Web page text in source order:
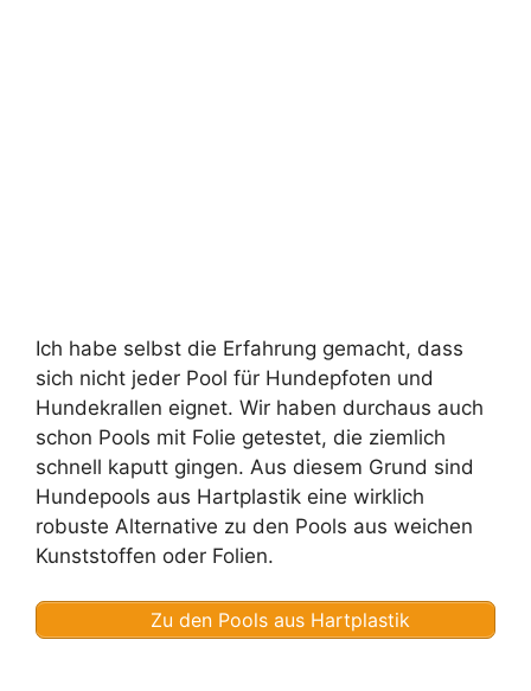
Ich habe selbst die Erfahrung gemacht, dass
sich nicht jeder Pool für Hundepfoten und
Hundekrallen eignet. Wir haben durchaus auch
schon Pools mit Folie getestet, die ziemlich
schnell kaputt gingen. Aus diesem Grund sind
Hundepools aus Hartplastik eine wirklich
robuste Alternative zu den Pools aus weichen
Kunststoffen oder Folien.
Zu den Pools aus Hartplastik